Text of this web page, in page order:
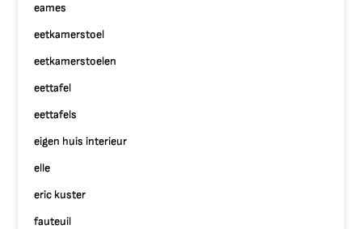
eames
eetkamerstoel
eetkamerstoelen
eettafel
eettafels
eigen huis interieur
elle
eric kuster
fauteuil